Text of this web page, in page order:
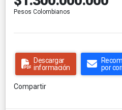
Pesos Colombianos
Descargar
información
por
Compartir